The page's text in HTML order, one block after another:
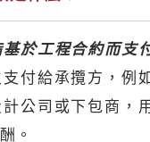
於工程合約而支
付給承攬方，例
公司或下包商，
。